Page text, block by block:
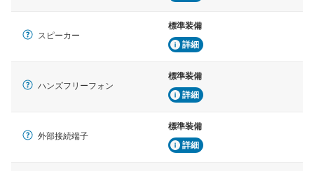
スピーカー
標準装備
詳細
ハンズフリーフォン
標準装備
詳細
外部接続端子
標準装備
詳細